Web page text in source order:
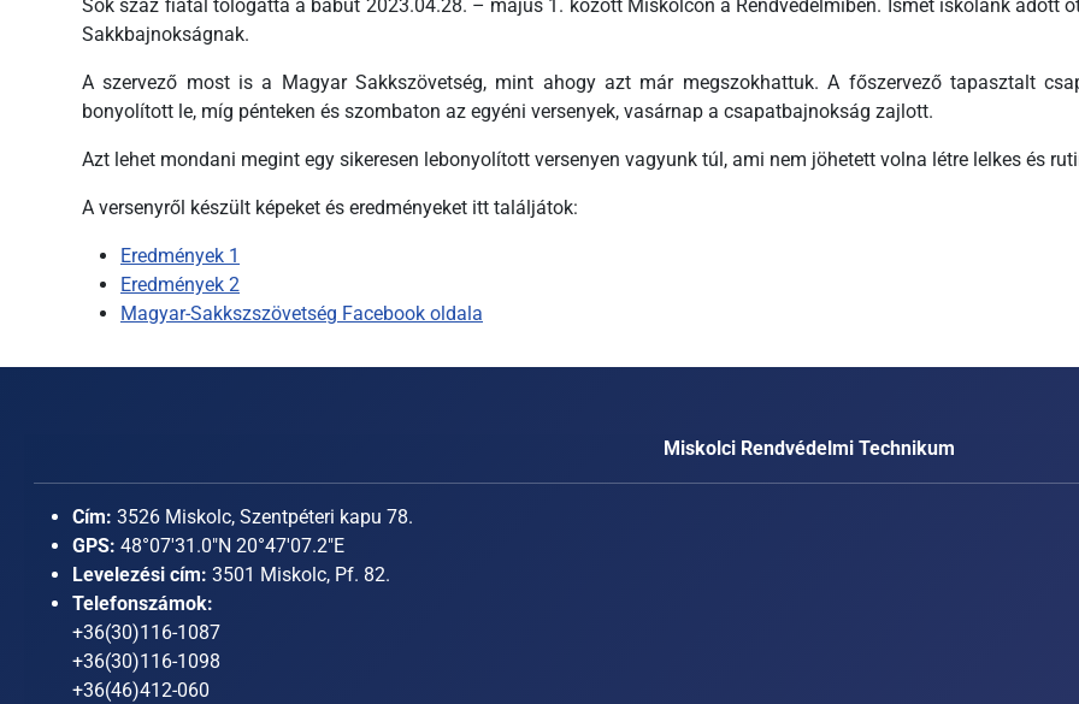
Sok száz fiatal tologatta a bábút 2023.04.28. – május 1. között Miskolcon a Rendvédelmiben. Ismét iskolánk adott
Sakkbajnokságnak.
A szervező most is a Magyar Sakkszövetség, mint ahogy azt már megszokhattuk. A főszervező tapasztalt
bonyolított le, míg pénteken és szombaton az egyéni versenyek, vasárnap a csapatbajnokság zajlott.
Azt lehet mondani megint egy sikeresen lebonyolított versenyen vagyunk túl, ami nem jöhetett volna létre lelkes és
A versenyről készült képeket és eredményeket itt találjátok:
Eredmények 1
Eredmények 2
Magyar-Sakkszszövetség Facebook oldala
Miskolci Rendvédelmi Technikum
Cím: 3526 Miskolc, Szentpéteri kapu 78.
GPS: 48°07'31.0"N 20°47'07.2"E
Levelezési cím: 3501 Miskolc, Pf. 82.
Telefonszámok:
+36(30)116-1087
+36(30)116-1098
+36(46)412-060